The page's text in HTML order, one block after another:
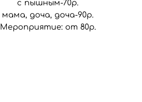
с пышным-70р.
мама, доча, доча-90р.
Мероприятие: от 80р.